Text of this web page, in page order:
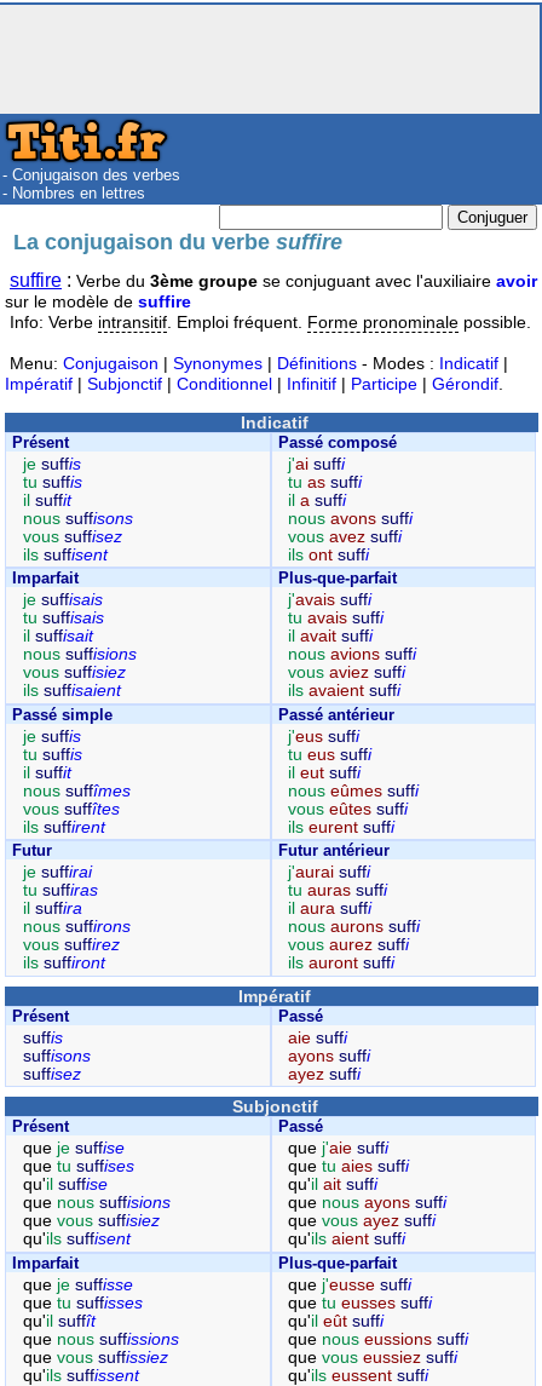
- Conjugaison des verbes
- Nombres en lettres
La conjugaison du verbesuffire
suffire : Verbe du 3ème groupe se conjuguant avec l'auxiliaire avoir
sur le modèle de suffire
Info: Verbe intransitif . Emploi fréquent. Forme pronominale possible.
Menu: Conjugaison | Synonymes | Définitions - Modes : Indicatif |
Impératif | Subjonctif | Conditionnel | Infinitif | Participe | Gérondif
Indicatif
Présent
je suffis
tu suffis
il suffit
nous suffisons
vous suffisez
ils suffisent
Passé composé
j'ai suffi
tuas suffi
ila suffi
nousavons suffi
vousavez suffi
ilsont suffi
Imparfait
je suffisais
tu suffisais
il suffisait
nous suffisions
vous suffisiez
ils suffisaient
Plus-que-parfait
j'avais suffi
tuavais suffi
ilavait suffi
nousavions suffi
vousaviez suffi
ilsavaient suffi
Passé simple
je suffis
tu suffis
il suffit
nous suffîmes
vous suffîtes
ils suffirent
Passé antérieur
j'eus suffi
tueus suffi
ileut suffi
nouseûmes suffi
vouseûtes suffi
ilseurent suffi
Futur
je suffirai
tu suffiras
il suffira
nous suffirons
vous suffirez
ils suffiront
Futur antérieur
j'aurai suffi
tuauras suffi
ilaura suffi
nousaurons suffi
vousaurez suffi
ilsauront suffi
Impératif
Présent
suffis
suffisons
suffisez
Passé
aie suffi
ayons suffi
ayez suffi
Subjonctif
Présent
que je suffise
que tu suffises
qu'il suffise
que nous suffisions
que vous suffisiez
qu'ils suffisent
Passé
que j'aie suffi
quetuaies suffi
qu'ilait suffi
que nousayons suffi
quevousayez suffi
qu'ilsaient suffi
Imparfait
que je suffisse
que tu suffisses
qu'il suffît
que nous suffissions
que vous suffissiez
qu'ils suffissent
Plus-que-parfait
que j'eusse suffi
quetueusses suffi
qu'ileût suffi
que nouseussions suffi
quevouseussiez suffi
qu'ilseussent suffi